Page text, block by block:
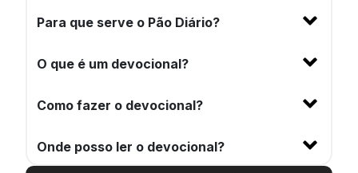
Para que serve o Pão Diário?
O que é um devocional?
Como fazer o devocional?
Onde posso ler o devocional?